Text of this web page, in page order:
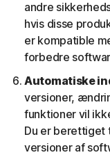
andre
hvis disse
er kompatible
forbedre
Automatiske
versioner,
funktioner vil
Du er berettiget
versioner af